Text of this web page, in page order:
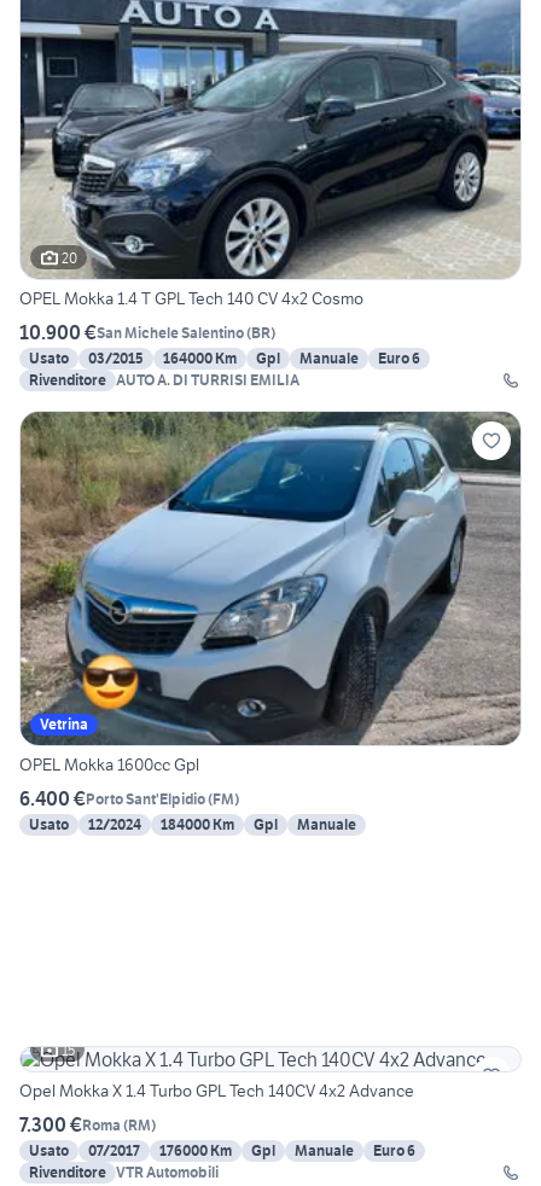
20
OPEL Mokka 1.4 T GPL Tech 140 CV 4x2 Cosmo
10.900 €San Michele Salentino(BR)
Usato
03/2015 164000 Km Gpl Manuale
Euro 6
Rivenditore AUTO A. DI TURRISI EMILIA
Vetrina
OPEL Mokka 1600cc Gpl
6.400 €Porto Sant'Elpidio(FM)
Usato
12/2024 184000 Km Gpl Manuale
15
Opel Mokka X 1.4 Turbo GPL Tech 140CV 4x2 Advance
7.300 €Roma (RM)
Usato
07/2017 176000 Km Gpl Manuale
Euro 6
Rivenditore VTR Automobili